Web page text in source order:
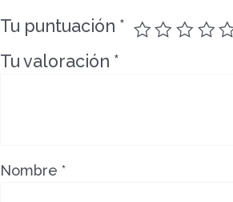
Tu puntuación *
Tu valoración *
Nombre*